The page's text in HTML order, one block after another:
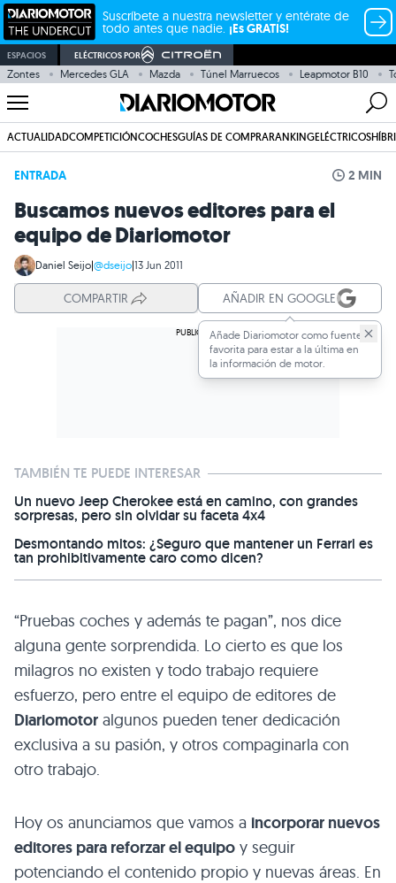
Suscríbete a nuestra newsletter y entérate de
todo antes que nadie. ¡Es GRATIS!
ESPACIOS ELÉCTRICOS POR
Zontes Mercedes GLA Mazda Túnel Marruecos Leapmotor B10
ACTUALIDADCOMPETICIÓNCOCHESGUÍAS DE COMPRARANKINGELÉCTRICOS
ENTRADA 2 MIN
Buscamos nuevos editores para el
equipo de Diariomotor
Daniel Seijo|@dseijo|13 Jun 2011
COMPARTIR AÑADIR EN GOOGLE
Añade Diariomotor como fuente
favorita para estar a la última en
la información de motor.
TAMBIÉN TE PUEDE INTERESAR
Un nuevo Jeep Cherokee está en camino, con grandes
sorpresas, pero sin olvidar su faceta 4x4
Desmontando mitos: ¿Seguro que mantener un Ferrari es
tan prohibitivamente caro como dicen?
“Pruebas coches y además te pagan”, nos dice
alguna gente sorprendida. Lo cierto es que los
milagros no existen y todo trabajo requiere
esfuerzo, pero entre el equipo de editores de
Diariomotor algunos pueden tener dedicación
exclusiva a su pasión, y otros compaginarla con
otro trabajo.
Hoy os anunciamos que vamos a incorporar nuevos
editores para reforzar el equipo y seguir
potenciando el contenido propio y nuevas áreas. En